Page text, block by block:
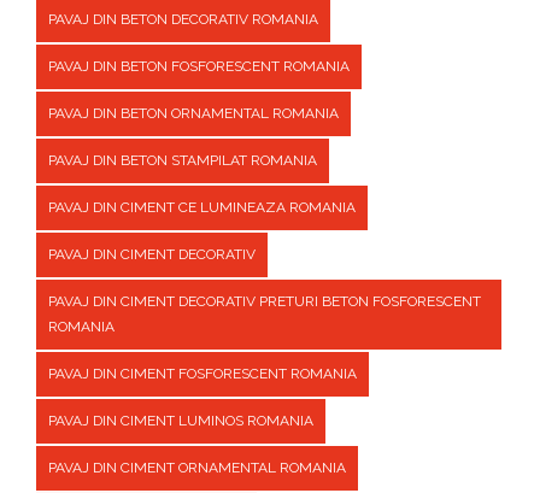
PAVAJ DIN BETON DECORATIV ROMANIA
PAVAJ DIN BETON FOSFORESCENT ROMANIA
PAVAJ DIN BETON ORNAMENTAL ROMANIA
PAVAJ DIN BETON STAMPILAT ROMANIA
PAVAJ DIN CIMENT CE LUMINEAZA ROMANIA
PAVAJ DIN CIMENT DECORATIV
PAVAJ DIN CIMENT DECORATIV PRETURI BETON FOSFORESCENT
ROMANIA
PAVAJ DIN CIMENT FOSFORESCENT ROMANIA
PAVAJ DIN CIMENT LUMINOS ROMANIA
PAVAJ DIN CIMENT ORNAMENTAL ROMANIA